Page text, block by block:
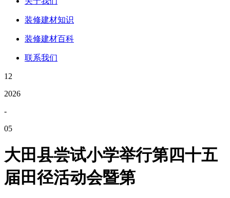
装修建材知识
装修建材百科
联系我们
12
2026
-
05
大田县尝试小学举行第四十五
届田径活动会暨第